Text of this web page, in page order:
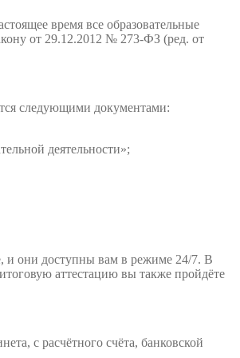
время все образовательные
от 29.12.2012 № 273-ФЗ (ред. от
следующими документами:
деятельности»;
и они доступны вам в режиме 24/7. В
аттестацию вы также пройдёте
с расчётного счёта, банковской